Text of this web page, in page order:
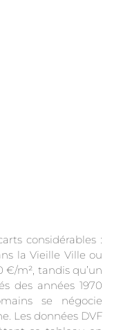
considérables :
la Vieille Ville ou
€/m², tandis qu’un
des années 1970
se négocie
Les données DVF